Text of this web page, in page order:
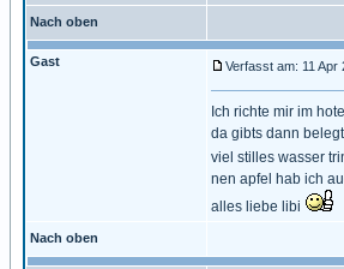
Nach oben
Gast Verfasst am: 11 Apr
Ich richte mir im
da gibts dann
viel stilles wasser
nen apfel hab ich
alles liebe libi
Nach oben